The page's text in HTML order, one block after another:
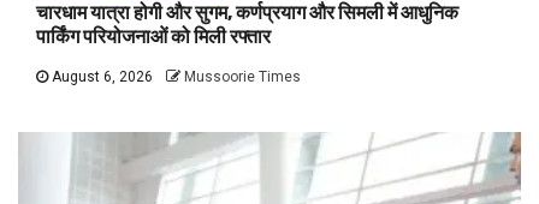
चारधाम यात्रा होगी और सुगम, कर्णप्रयाग और सिमली में आधुनिक
पार्किंग परियोजनाओं को मिली रफ्तार
August 6, 2026 Mussoorie Times